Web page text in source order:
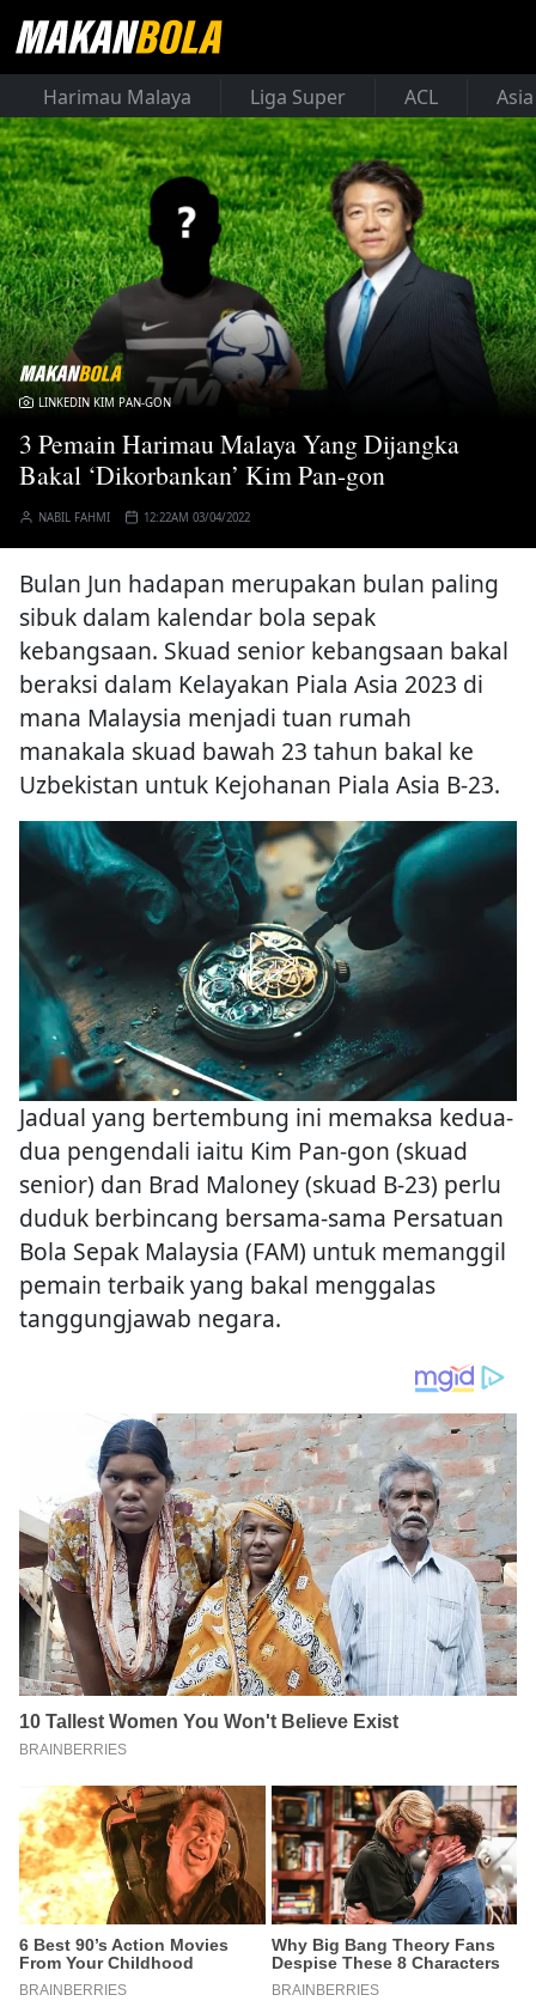
Harimau Malaya Liga Super ACL
LINKEDIN KIM PAN-GON
3 Pemain Harimau Malaya Yang Dijangka
Bakal ‘Dikorbankan’ Kim Pan-gon
NABIL FAHMI 12:22AM 03/04/2022
Bulan Jun hadapan merupakan bulan paling
sibuk dalam kalendar bola sepak
kebangsaan. Skuad senior kebangsaan bakal
beraksi dalam Kelayakan Piala Asia 2023 di
mana Malaysia menjadi tuan rumah
manakala skuad bawah 23 tahun bakal ke
Uzbekistan untuk Kejohanan Piala Asia B-23.
Jadual yang bertembung ini memaksa kedua-
dua pengendali iaitu Kim Pan-gon (skuad
senior) dan Brad Maloney (skuad B-23) perlu
duduk berbincang bersama-sama Persatuan
Bola Sepak Malaysia (FAM) untuk memanggil
pemain terbaik yang bakal menggalas
tanggungjawab negara.